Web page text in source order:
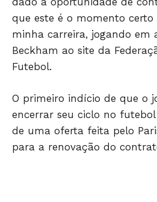
Só
que este é o momento
minha carreira, jogando em
Beckham ao site da
Futebol.
O primeiro indício de que o
encerrar seu ciclo no
de uma oferta feita pelo
para a renovação do